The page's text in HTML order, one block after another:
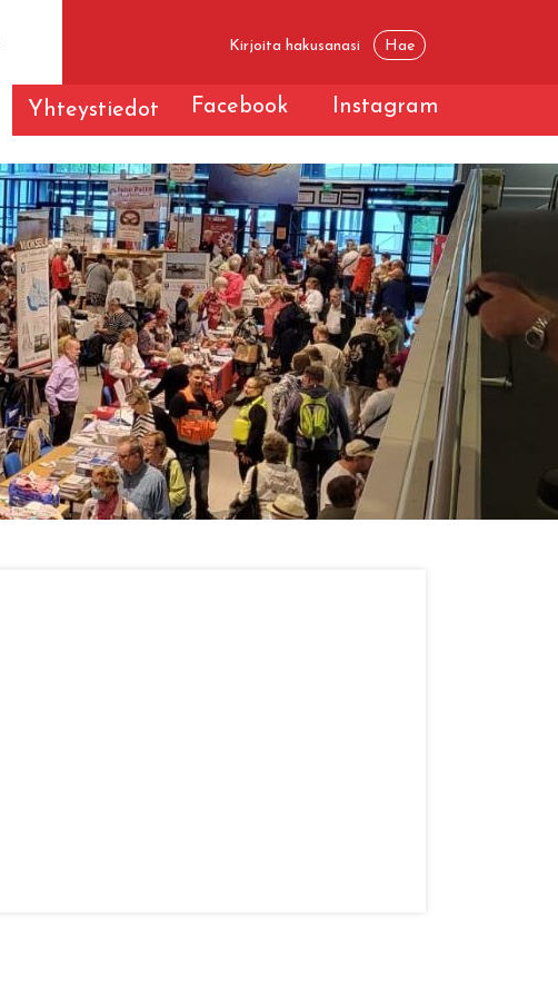
Yhteystiedot Facebook Instagram